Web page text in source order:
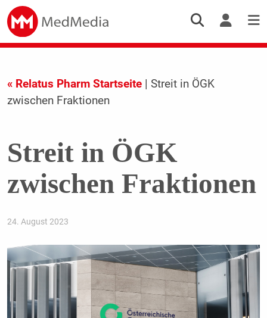
« Relatus Pharm Startseite| Streit in ÖGK
zwischen Fraktionen
Streit in ÖGK
zwischen Fraktionen
24. August 2023